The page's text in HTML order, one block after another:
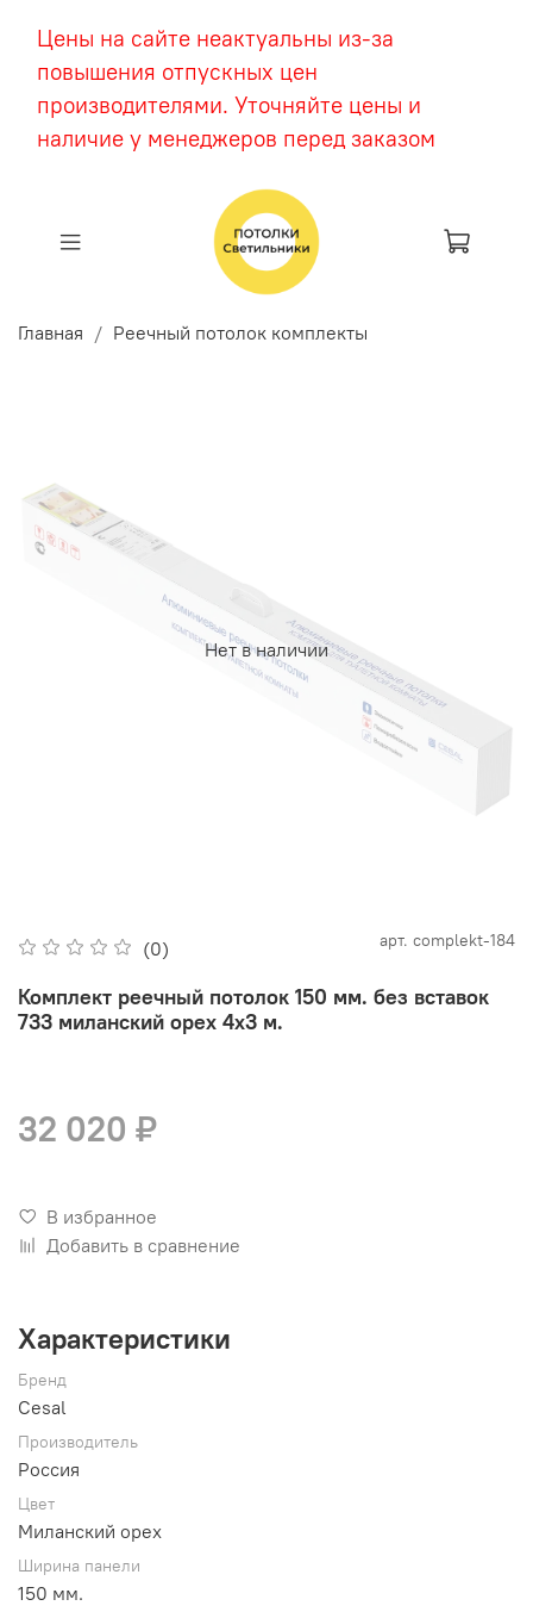
Цены на сайте неактуальны из-за
повышения отпускных цен
производителями. Уточняйте цены и
наличие у менеджеров перед заказом
Главная Реечный потолок комплекты
Нет в наличии
(0) арт. complekt-184
Комплект реечный потолок 150 мм. без вставок
733 миланский орех 4х3 м.
32 020 ₽
В избранное
Добавить в сравнение
Характеристики
Бренд
Cesal
Производитель
Россия
Цвет
Миланский орех
Ширина панели
150 мм.